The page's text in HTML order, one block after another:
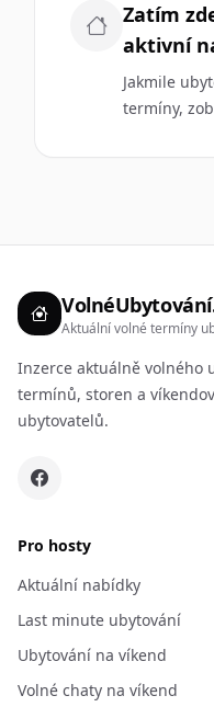
Zatím
aktivní
Jakmile
termíny,
Aktuální volné termíny
Inzerce aktuálně volného
termínů, storen a
ubytovatelů.
Pro hosty
Aktuální nabídky
Last minute ubytování
Ubytování na víkend
Volné chaty na víkend